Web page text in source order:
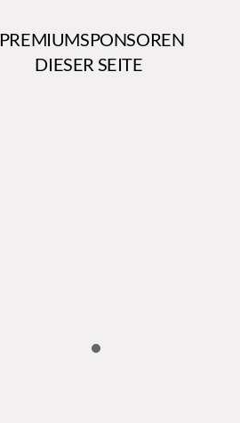
PREMIUMSPONSOREN
DIESER SEITE